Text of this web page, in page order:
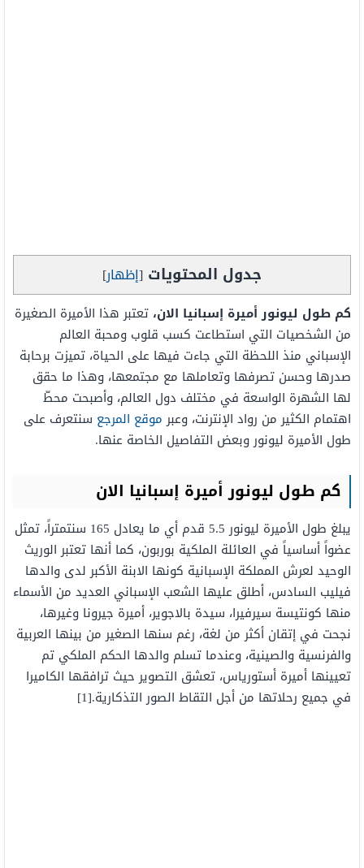
جدول المحتويات [إظهار]
كم طول ليونور أميرة إسبانيا الان، تعتبر هذا الأميرة الصغيرة
من الشخصيات التي استطاعت كسب قلوب ومحبة العالم
الإسباني منذ اللحظة التي جاءت فيها على الحياة، تميزت برحابة
صدرها وحسن تصرفها وتعاملها مع مجتمعها، وهذا ما حقق
لها الشهرة الواسعة في مختلف دول العالم، وأصبحت محطّ
اهتمام الكثير من رواد الإنترنت، وعبرموقع المرجع سنتعرف على
طول الأميرة ليونور وبعض التفاصيل الخاصة عنها.
كم طول ليونور أميرة إسبانيا الان
يبلغ طول الأميرة ليونور 5.5 قدم أي ما يعادل 165 سنتمتراً، تمثل
عضواً أساسياً في العائلة الملكية بوربون، كما أنها تعتبر الوريث
الوحيد لعرش المملكة الإسبانية كونها الابنة الأكبر لدى والدها
فيليب السادس، أطلق عليها الشعب الإسباني العديد من الأسماء
منها كونتيسة سيرفيرا، سيدة بالاجوير، أميرة جيرونا وغيرها،
نجحت في إتقان أكثر من لغة، رغم سنها الصغير من بينها العربية
والفرنسية والصينية، وعندما تسلم والدها الحكم الملكي تم
تعيينها أميرة أستورياس، تعشق التصوير حيث ترافقها الكاميرا
في جميع رحلاتها من أجل التقاط الصور التذكارية.[1]